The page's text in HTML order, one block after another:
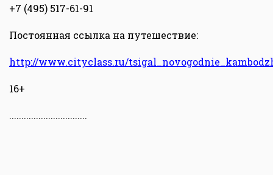
+7 (495) 517-61-91
Постоянная ссылка на путешествие:
http://www.cityclass.ru/
16+
................................